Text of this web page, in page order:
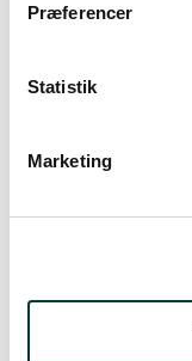
Præferencer
Statistik
Marketing
19°14°
20°13°